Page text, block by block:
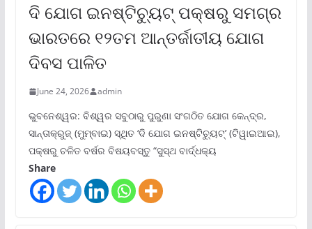
ଦି ଯୋଗ ଇନଷ୍ଟିଚ୍ୟୁଟ୍ ପକ୍ଷରୁ ସମଗ୍ର
ଭାରତରେ ୧୨ତମ ଆନ୍ତର୍ଜାତୀୟ ଯୋଗ
ଦିବସ ପାଳିତ
June 24, 2026 admin
ଭୁବନେଶ୍ୱର: ବିଶ୍ୱର ସବୁଠାରୁ ପୁରୁଣା ସଂଗଠିତ ଯୋଗ କେନ୍ଦ୍ର,
ସାନ୍ତାକ୍ରୁଜ୍ (ମୁମ୍ବାଇ) ସ୍ଥିତ ‘ଦି ଯୋଗ ଇନଷ୍ଟିଚ୍ୟୁଟ୍‌’ (ଟିୱାଇଆଇ),
ପକ୍ଷରୁ ଚଳିତ ବର୍ଷର ବିଷୟବସ୍ତୁ “ସୁସ୍ଥ ବାର୍ଦ୍ଧକ୍ୟ
Share